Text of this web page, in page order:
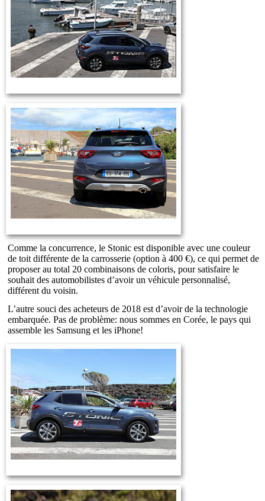
Comme la concurrence, le Stonic est disponible avec une couleur
de toit différente de la carrosserie (option à 400 €), ce qui permet de
proposer au total 20 combinaisons de coloris, pour satisfaire le
souhait des automobilistes d’avoir un véhicule personnalisé,
différent du voisin.
L’autre souci des acheteurs de 2018 est d’avoir de la technologie
embarquée. Pas de problème: nous sommes en Corée, le pays qui
assemble les Samsung et les iPhone!